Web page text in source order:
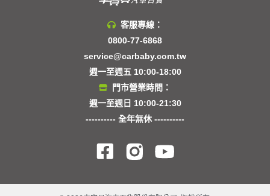
客服專線：
0800-77-6868
service@carbaby.com.tw
週一至週五 10:00-18:00
門市營業時間：
週一至週日 10:00-21:30
---------- 全年無休 ----------